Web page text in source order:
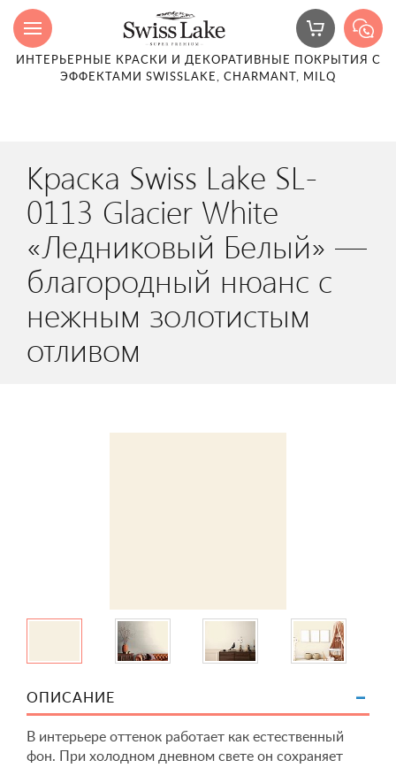
ИНТЕРЬЕРНЫЕ КРАСКИ И ДЕКОРАТИВНЫЕ ПОКРЫТИЯ С
ЭФФЕКТАМИ SWISSLAKE, CHARMANT, MILQ
Краска Swiss Lake SL-
0113 Glacier White
«Ледниковый Белый» —
благородный нюанс с
нежным золотистым
отливом
ОПИСАНИЕ
В интерьере оттенок работает как естественный
фон. При холодном дневном свете он сохраняет